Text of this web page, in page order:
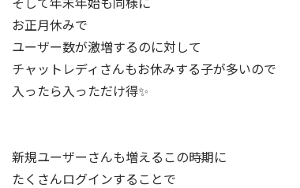
お正月休みで
ユーザー数が激増するのに対して
チャットレディさんもお休みする子が多いので
入ったら入っただけ得✨
新規ユーザーさんも増えるこの時期に
たくさんログインすることで